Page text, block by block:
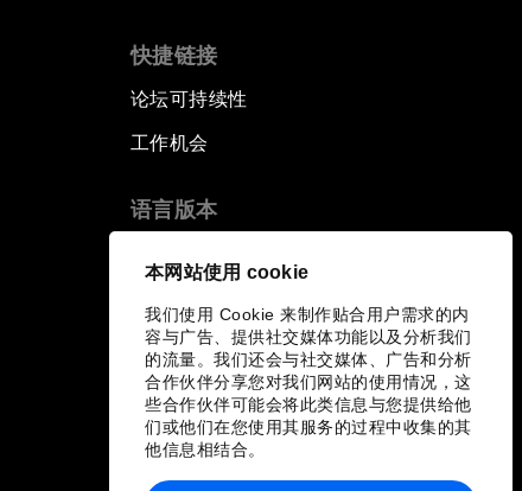
本网站使用 cookie
我们使用 Cookie 来制作贴合用户需求的内
容与广告、提供社交媒体功能以及分析我们
的流量。我们还会与社交媒体、广告和分析
合作伙伴分享您对我们网站的使用情况，这
些合作伙伴可能会将此类信息与您提供给他
们或他们在您使用其服务的过程中收集的其
他信息相结合。
快捷链接
论坛可持续性
工作机会
语言版本